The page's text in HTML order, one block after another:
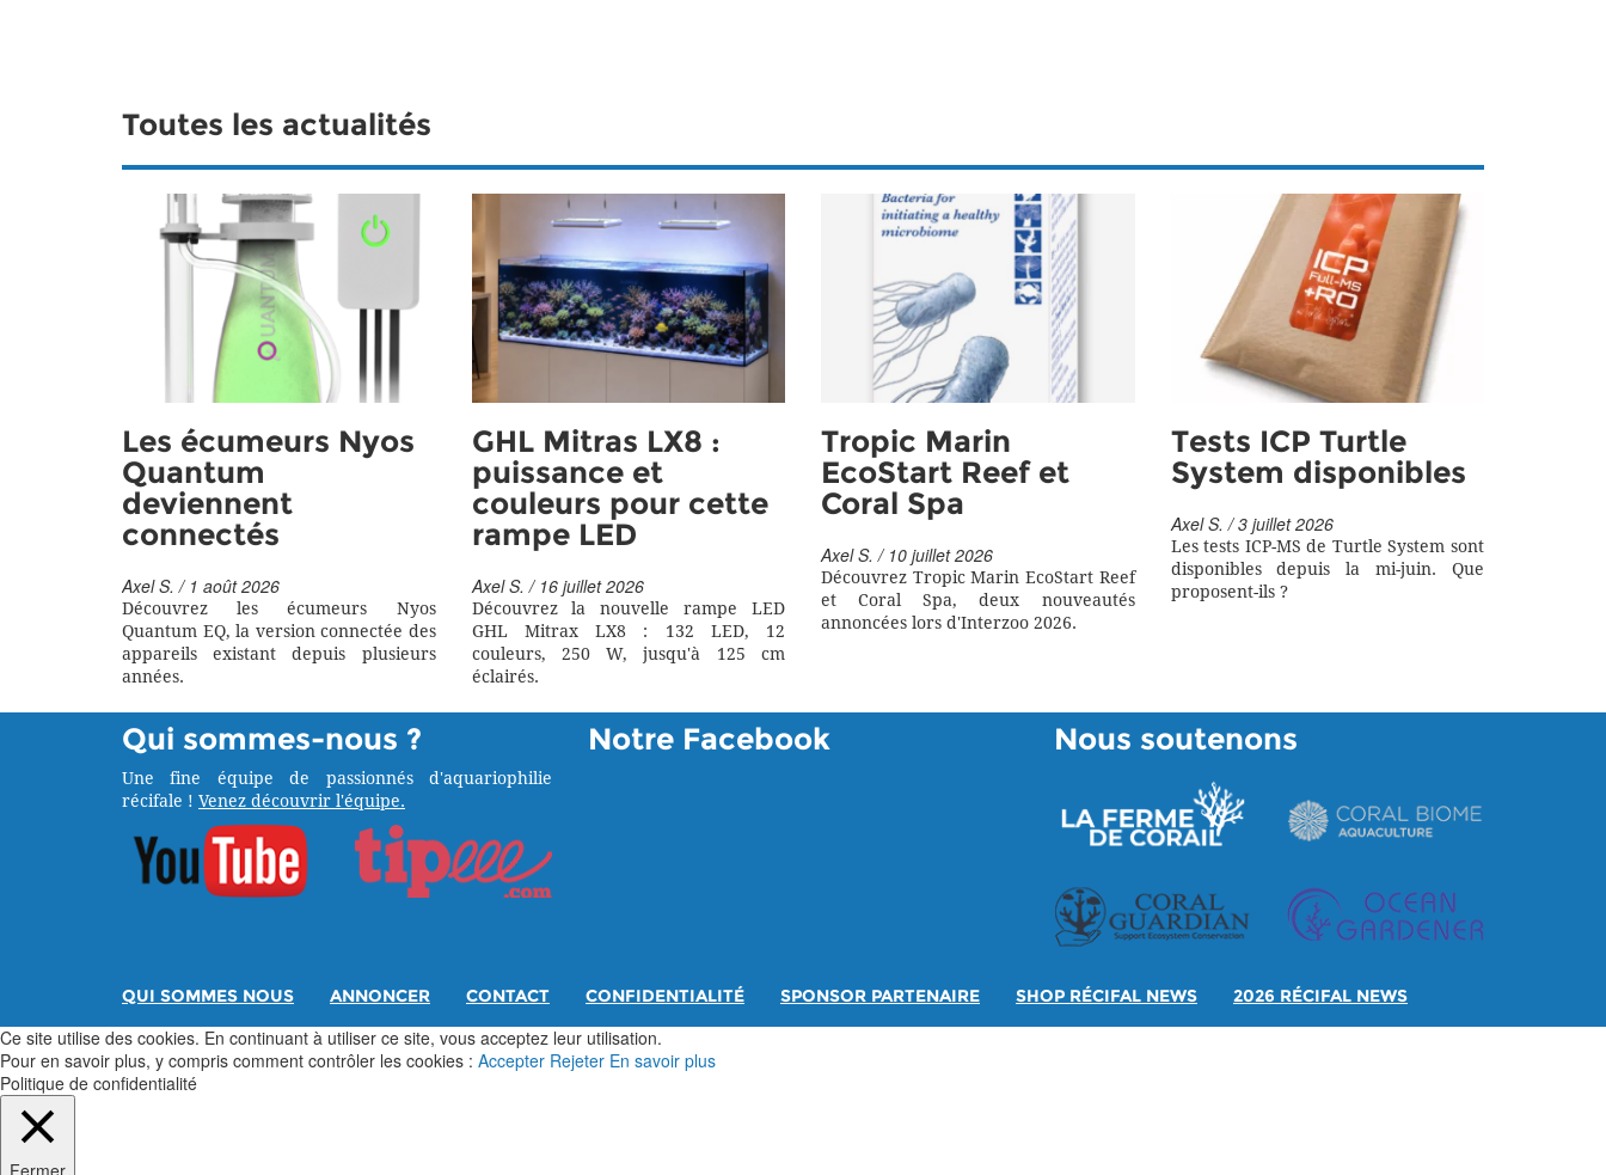
Toutes les actualités
Les écumeurs Nyos
Quantum
deviennent
connectés
Axel S. / 1 août 2026
Découvrez les écumeurs Nyos
Quantum EQ, la version connectée des
appareils existant depuis plusieurs
années.
GHL Mitras LX8 :
puissance et
couleurs pour cette
rampe LED
Axel S. / 16 juillet 2026
Découvrez la nouvelle rampe LED
GHL Mitrax LX8 : 132 LED, 12
couleurs, 250 W, jusqu'à 125 cm
éclairés.
Tropic Marin
EcoStart Reef et
Coral Spa
Axel S. / 10 juillet 2026
Découvrez Tropic Marin EcoStart Reef
et Coral Spa, deux nouveautés
annoncées lors d'Interzoo 2026.
Tests ICP Turtle
System disponibles
Axel S. / 3 juillet 2026
Les tests ICP-MS de Turtle System sont
disponibles depuis la mi-juin. Que
proposent-ils ?
Qui sommes-nous ?
Une fine équipe de passionnés d'aquariophilie
récifale ! Venez découvrir l'équipe.
Notre Facebook Nous soutenons
QUI SOMMES NOUS ANNONCER CONTACT CONFIDENTIALITÉ SPONSOR PARTENAIRE SHOP RÉCIFAL NEWS 2026 RÉCIFAL NEWS
Ce site utilise des cookies. En continuant à utiliser ce site, vous acceptez leur utilisation.
Pour en savoir plus, y compris comment contrôler les cookies : Accepter Rejeter En savoir plus
Politique de confidentialité